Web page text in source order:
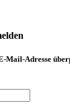
Mail-Adresse